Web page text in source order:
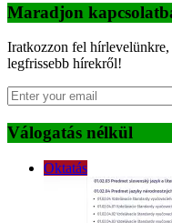
Maradjon
Iratkozzon fel hírlevelünkre,
legfrissebb hírekről!
Válogatás nélkül
Oktatás